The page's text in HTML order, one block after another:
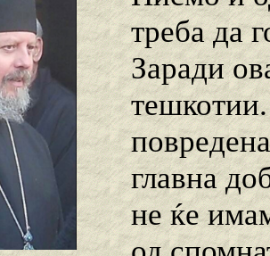
треба да
Заради
главна
не ќе